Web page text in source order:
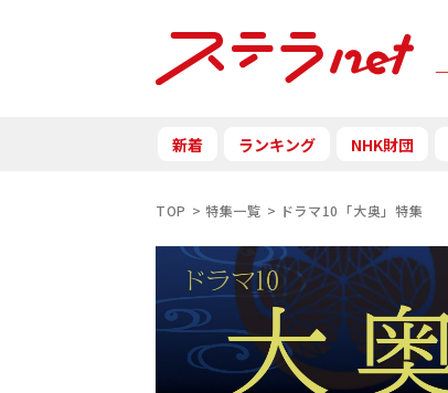
新着 ランキング NHK財団
TOP 特集一覧 ドラマ10「大奥」特集